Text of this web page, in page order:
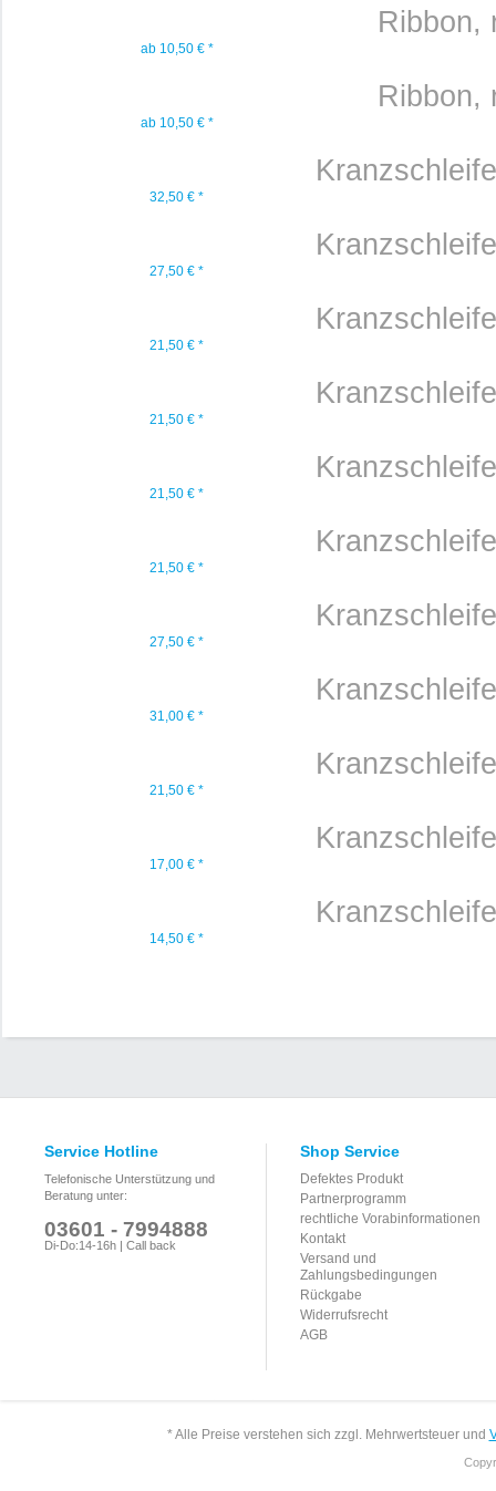
Ribbon,
ab 10,50 € *
Ribbon,
ab 10,50 € *
32,50 € *
27,50 € *
21,50 € *
21,50 € *
21,50 € *
21,50 € *
27,50 € *
31,00 € *
21,50 € *
17,00 € *
14,50 € *
Service Hotline
Telefonische Unterstützung und
Beratung unter:
03601 - 7994888
Di-Do:14-16h | Call back
Shop Service
Defektes Produkt
Partnerprogramm
rechtliche Vorabinformationen
Kontakt
Versand und
Zahlungsbedingungen
Rückgabe
Widerrufsrecht
AGB
* Alle Preise verstehen sich zzgl. Mehrwertsteuer und